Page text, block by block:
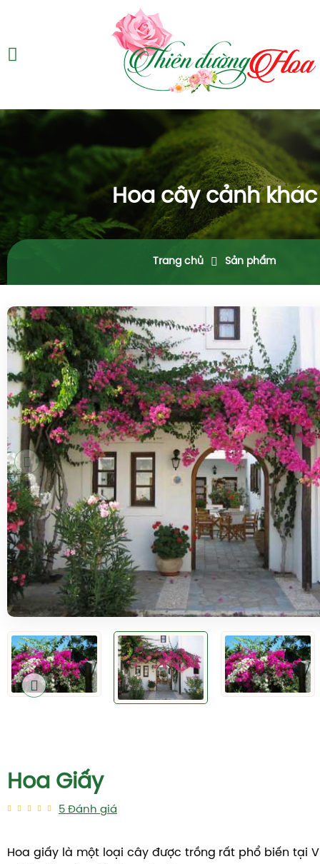
Hoa cây cảnh khác
Trang chủ Sản phẩm
Hoa Giấy
5 Đánh giá
Hoa giấy là một loại cây được trồng rất phổ biến tại